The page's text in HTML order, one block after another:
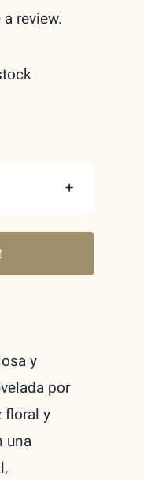
review.
y
por
floral y
una